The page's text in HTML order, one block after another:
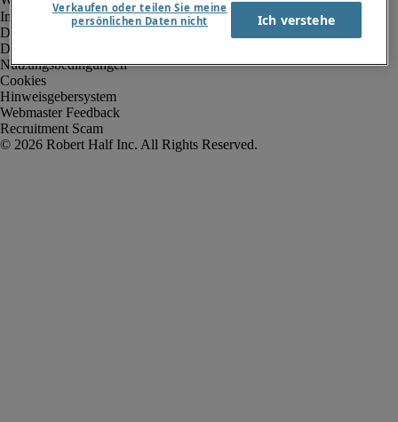
Impressum
Datenschutz
Datenschutz Arbeitnehmer/Zeitarbeitskräfte
Nutzungsbedingungen
Cookies
Hinweisgebersystem
Webmaster Feedback
Recruitment Scam
Verkaufen oder teilen Sie meine
persönlichen Daten nicht
Ich verstehe